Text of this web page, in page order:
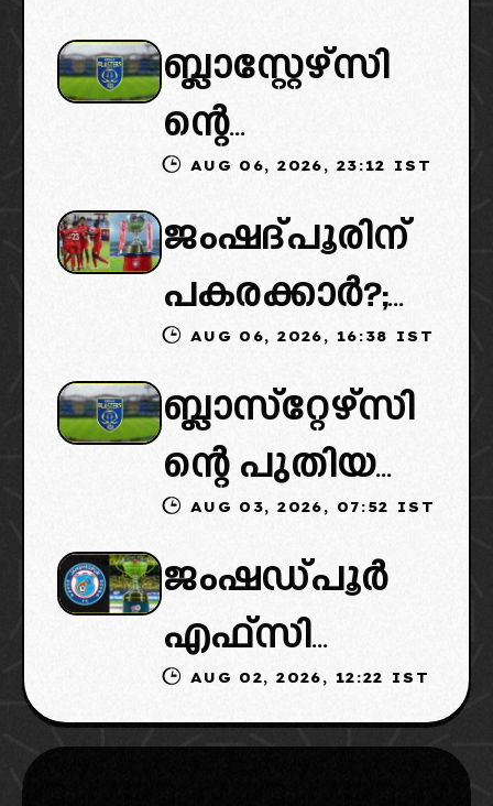
ബ്ലാസ്റ്റേഴ്സി
ന്റെ
കൈമാറ്റത്തി
ൽ ട്വിസ്റ്റ്:
പുതിയ
ഉടമകളെത്താ
ൻ വൈകും,
കോടതിയുടെ
നീക്കവും
നിർണായകം
AUG 06, 2026, 23:12 IST
ജംഷദ്പൂരിന്
പകരക്കാർ?;
ഐഎസ്എല്ലി
ൽ പുതിയ
ടീമിനെ
ഉൾപ്പെടുത്താ
ൻ
എഐഎഫ്എ
ഫ്: വരുന്നത്
ഗോവൻ
AUG 06, 2026, 16:38 IST
ബ്ലാസ്‌റ്റേഴ്‌സി
ന്റെ പുതിയ
ഉടമകളിൽ
മലബാറിൽ
നിന്നുള്ള
ബിസിനസ്
ഗ്രൂപ്പും:
AUG 03, 2026, 07:52 IST
ജംഷഡ്പൂർ
എഫ്സി
മടങ്ങിവരും!:
തിരിച്ചെത്തി
AUG 02, 2026, 12:22 IST